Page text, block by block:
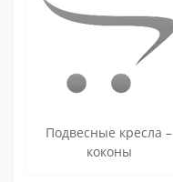
Подвесные кресла –
коконы